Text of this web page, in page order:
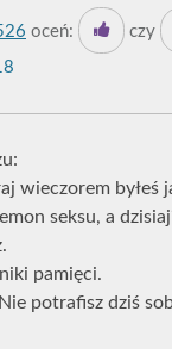
oceń: czy
wieczorem byłeś
seksu, a
pamięci.
potrafisz dziś